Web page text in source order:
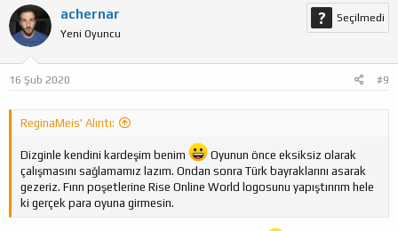
k
i
l
e
r
achernar
Yeni Oyuncu
Seçilmedi
16 Şub 2020 #9
ReginaMeis' Alıntı:
Dizginle kendini kardeşim benim
Oyunun önce eksiksiz olarak
çalışmasını sağlamamız lazım. Ondan sonra Türk bayraklarını asarak
gezeriz. Fırın poşetlerine Rise Online World logosunu yapıştırırım hele
ki gerçek para oyuna girmesin.